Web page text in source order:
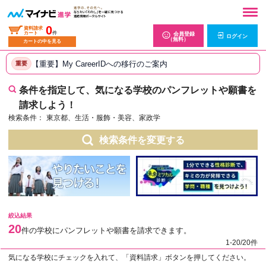
資料請求
カート
0件
カートの中を見る
会員登録
（無料）
ログイン
重要 【重要】My CareerIDへの移行のご案内
条件を指定して、気になる学校のパンフレットや願書を
請求しよう！
検索条件： 東京都、生活・服飾・美容、家政学
検索条件を変更する
絞込結果
20件の学校にパンフレットや願書を請求できます。
1-20/20件
気になる学校にチェックを入れて、「資料請求」ボタンを押してください。